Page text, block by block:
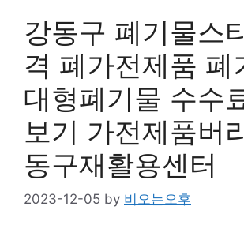
강동구 폐기물스
격 폐가전제품 폐
대형폐기물 수수
보기 가전제품버
동구재활용센터
2023-12-05 by 비오는오후